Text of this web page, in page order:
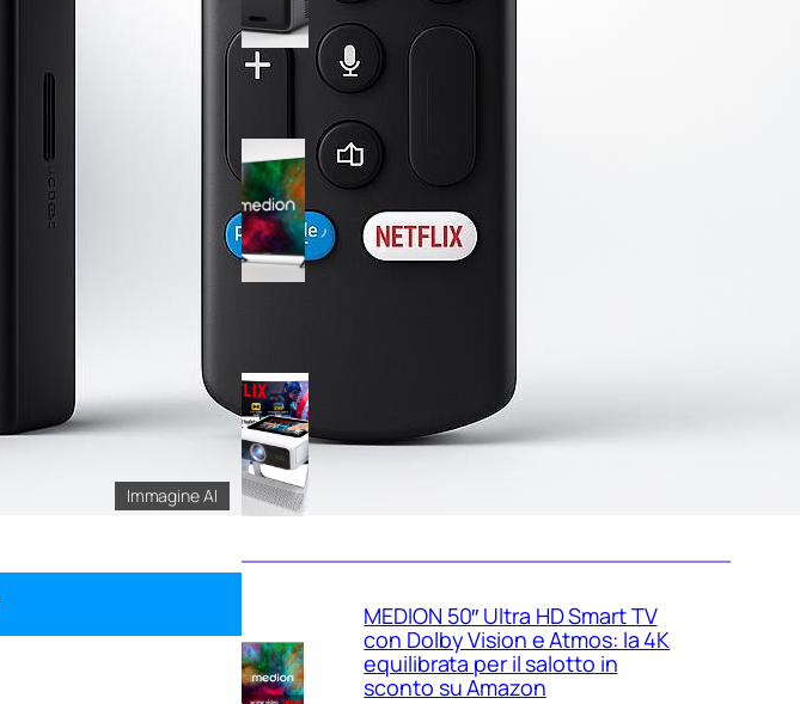
Immagine AI
Medion 55″ QLED 4K
MD855701, smart TV completa
con Dolby Vision e app
integrate in offerta su Amazon
Mini proiettore smart 4K con
WiFi 6 e touchscreen, il
compatto perfetto per il
cinema in ogni stanza
MEDION 50″ Ultra HD Smart TV
con Dolby Vision e Atmos: la 4K
equilibrata per il salotto in
sconto su Amazon